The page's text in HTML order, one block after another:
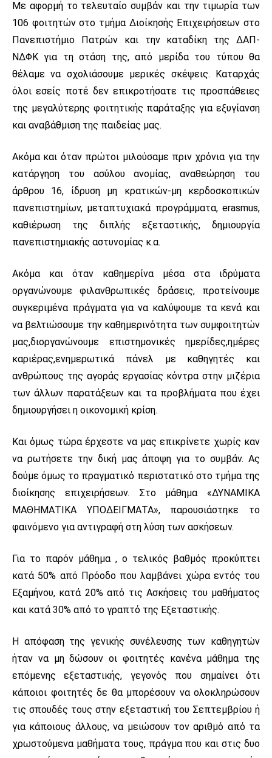
Με αφορμή το τελευταίο συμβάν και την τιμωρία των
106 φοιτητών στο τμήμα Διοίκησής Επιχειρήσεων στο
Πανεπιστήμιο Πατρών και την καταδίκη της ΔΑΠ-
ΝΔΦΚ για τη στάση της, από μερίδα του τύπου θα
θέλαμε να σχολιάσουμε μερικές σκέψεις. Καταρχάς
όλοι εσείς ποτέ δεν επικροτήσατε τις προσπάθειες
της μεγαλύτερης φοιτητικής παράταξης για εξυγίανση
και αναβάθμιση της παιδείας μας.
Ακόμα και όταν πρώτοι μιλούσαμε πριν χρόνια για την
κατάργηση του ασύλου ανομίας, αναθεώρηση του
άρθρου 16, ίδρυση μη κρατικών-μη κερδοσκοπικών
πανεπιστημίων, μεταπτυχιακά προγράμματα, erasmus,
καθιέρωση της διπλής εξεταστικής, δημιουργία
πανεπιστημιακής αστυνομίας κ.α.
Ακόμα και όταν καθημερίνα μέσα στα ιδρύματα
οργανώνουμε φιλανθρωπικές δράσεις, προτείνουμε
συγκεριμένα πράγματα για να καλύψουμε τα κενά και
να βελτιώσουμε την καθημερινότητα των συμφοιτητών
μας,διοργανώνουμε επιστημονικές ημερίδες,ημέρες
καριέρας,ενημερωτικά πάνελ με καθηγητές και
ανθρώπους της αγοράς εργασίας κόντρα στην μιζέρια
των άλλων παρατάξεων και τα προβλήματα που έχει
δημιουργήσει η οικονομική κρίση.
Και όμως τώρα έρχεστε να μας επικρίνετε χωρίς καν
να ρωτήσετε την δική μας άποψη για το συμβάν. Ας
δούμε όμως το πραγματικό περιστατικό στο τμήμα της
διοίκησης επιχειρήσεων. Στο μάθημα «ΔΥΝΑΜΙΚΑ
ΜΑΘΗΜΑΤΙΚΑ ΥΠΟΔΕΙΓΜΑΤΑ», παρουσιάστηκε το
φαινόμενο για αντιγραφή στη λύση των ασκήσεων.
Για το παρόν μάθημα , ο τελικός βαθμός προκύπτει
κατά 50% από Πρόοδο που λαμβάνει χώρα εντός του
Εξαμήνου, κατά 20% από τις Ασκήσεις του μαθήματος
και κατά 30% από το γραπτό της Εξεταστικής.
Η απόφαση της γενικής συνέλευσης των καθηγητών
ήταν να μη δώσουν οι φοιτητές κανένα μάθημα της
επόμενης εξεταστικής, γεγονός που σημαίνει ότι
κάποιοι φοιτητές δε θα μπορέσουν να ολοκληρώσουν
τις σπουδές τους στην εξεταστική του Σεπτεμβρίου ή
για κάποιους άλλους, να μειώσουν τον αριθμό από τα
χρωστούμενα μαθήματα τους, πράγμα που και στις δυο